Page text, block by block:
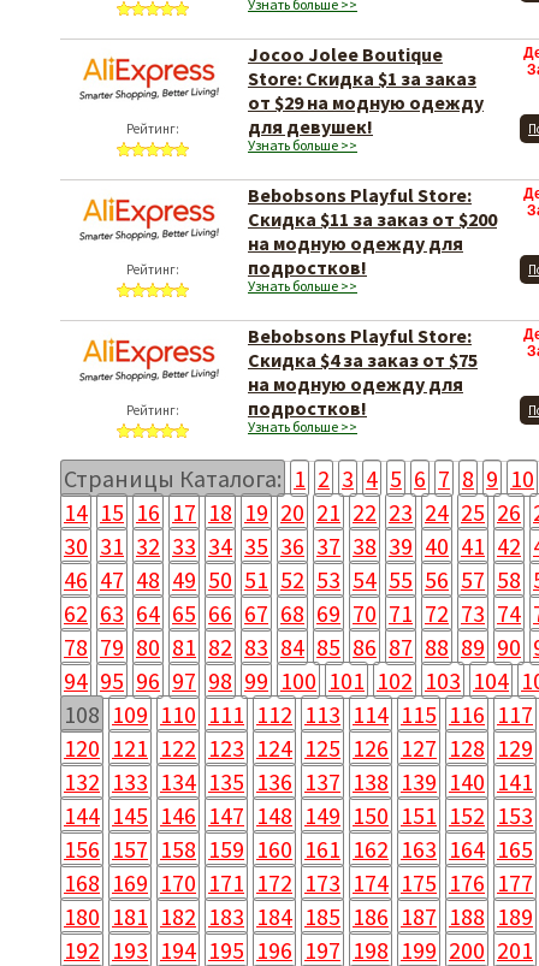
Узнать больше >>
Рейтинг:
Jocoo Jolee Boutique
Store: Скидка $1 за заказ
от $29 на модную одежду
для девушек!
Узнать больше >>
Рейтинг:
Bebobsons Playful Store:
Скидка $11 за заказ от $200
на модную одежду для
подростков!
Узнать больше >>
Рейтинг:
Bebobsons Playful Store:
Скидка $4 за заказ от $75
на модную одежду для
подростков!
Узнать больше >>
Страницы Каталога: 1 2 3 4 5 6 7 8 9 10
14 15 16 17 18 19 20 21 22 23 24 25 26
30 31 32 33 34 35 36 37 38 39 40 41 42
46 47 48 49 50 51 52 53 54 55 56 57 58
62 63 64 65 66 67 68 69 70 71 72 73 74
78 79 80 81 82 83 84 85 86 87 88 89 90
94 95 96 97 98 99 100 101 102 103 104
108 109 110 111 112 113 114 115 116 117
120 121 122 123 124 125 126 127 128 129
132 133 134 135 136 137 138 139 140 141
144 145 146 147 148 149 150 151 152 153
156 157 158 159 160 161 162 163 164 165
168 169 170 171 172 173 174 175 176 177
180 181 182 183 184 185 186 187 188 189
192 193 194 195 196 197 198 199 200 201